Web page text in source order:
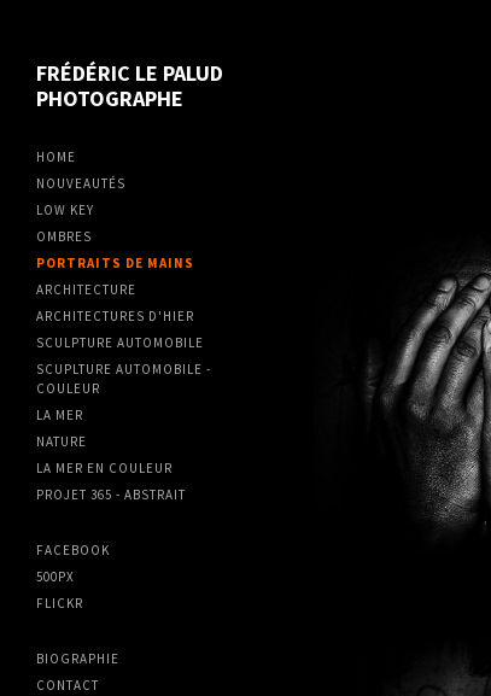
FRÉDÉRIC LE PALUD
PHOTOGRAPHE
HOME
NOUVEAUTÉS
LOW KEY
OMBRES
PORTRAITS DE MAINS
ARCHITECTURE
ARCHITECTURES D'HIER
SCULPTURE AUTOMOBILE
SCUPLTURE AUTOMOBILE -
COULEUR
LA MER
NATURE
LA MER EN COULEUR
PROJET 365 - ABSTRAIT
FACEBOOK
500PX
FLICKR
BIOGRAPHIE
CONTACT